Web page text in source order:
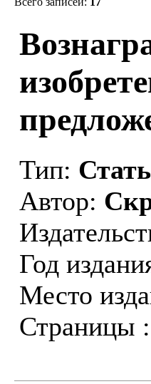
Тип:
Автор:
Год
Место
Страницы :